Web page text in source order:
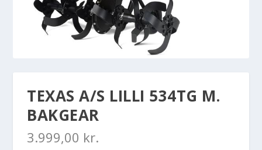
TEXAS A/S LILLI 534TG M.
BAKGEAR
3.999,00 kr.